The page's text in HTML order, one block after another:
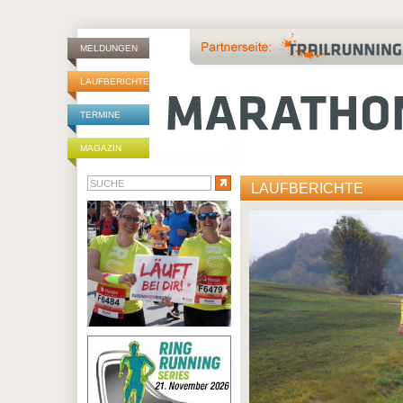
MELDUNGEN
LAUFBERICHTE
TERMINE
MAGAZIN
LAUFBERICHTE